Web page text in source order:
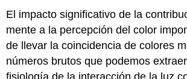
El impacto significativo de la
mente a la percepción del color
de llevar la coincidencia de colores
números brutos que podemos
fisiología de la interacción de la luz